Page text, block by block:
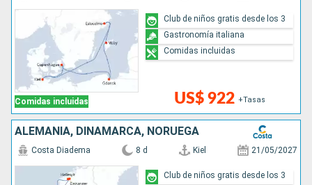
Comidas incluidas US$ 922 +Tasas
Club de niños gratis desde los 3
Gastronomía italiana
Comidas incluidas
ALEMANIA, DINAMARCA, NORUEGA
Costa Diadema 8 d Kiel 21/05/2027
Club de niños gratis desde los 3